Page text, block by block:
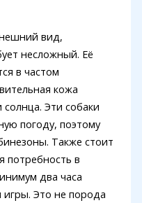
вид,
несложный. Её
в частом
кожа
Эти собаки
погоду, поэтому
Также стоит
потребность в
два часа
игры. Это не порода